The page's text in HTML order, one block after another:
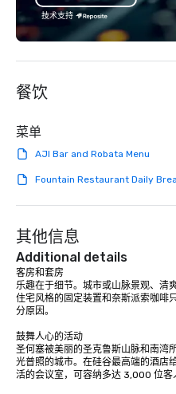
技术支持
餐饮
菜单
AJI Bar and Robata Menu
Fountain Restaurant Daily
其他信息
Additional details
客房和套房
乐趣在于细节。城市或山脉景观、清
住宅风格的固定装置和奈斯派索咖啡
分原因。
鼓舞人心的活动
圣何塞被美丽的圣克鲁斯山脉和南湾
光普照的城市。在硅谷最高端的酒店
活的会议室，可容纳多达 3,000 位客